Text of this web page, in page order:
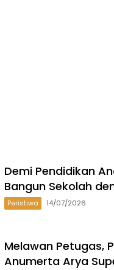
Demi Pendidikan
Bangun Sekolah
Peristiwa 14/07/2026
Melawan Petugas,
Anumerta Arya